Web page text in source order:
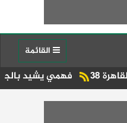
فهمي يشيد بالجهود